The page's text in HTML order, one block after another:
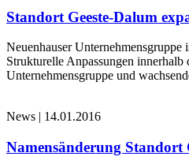
Standort Geeste-Dalum
Neuenhauser
Strukturelle Anpassungen innerhalb
Unternehmensgruppe und
News | 14.01.2016
Namensänderung Standort